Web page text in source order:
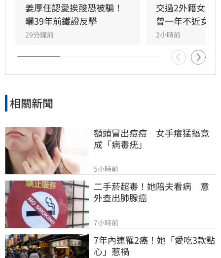
助管理跨領域資源，讓童芯專注研發。童芯除學
術成就外，還具備特殊靈性體驗，曾在廟宇創下
連續擲出42個聖筊的奇蹟。兩人超越傳統男女情
愛，以理性思維與能力互補模式，共同經營科
技、文化與農業事業，展開跨越世紀的合作使
命。
姜厚任認愛挨酸恐被騙！
曬39年前鐵證反擊
29分鐘前
交過2外籍女友
曾一年不近女色
2小時前
相關新聞
額頭冒出痘痘　女手癢猛摳竟
成「病毒疣」
5小時前
二手菸超毒！她陪夫看病　意
外查出肺腺癌
7小時前
7年內連罹2癌！她「愛吃3款點
心」惹禍